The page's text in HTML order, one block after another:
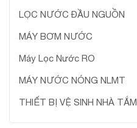
LỌC NƯỚC ĐẦU NGUỒN
MÁY BƠM NƯỚC
Máy Lọc Nước RO
MÁY NƯỚC NÓNG NLMT
THIẾT BỊ VỆ SINH NHÀ TẮM